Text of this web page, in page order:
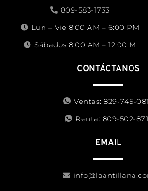
809-583-1733
Lun – Vie 8:00 AM – 6:00 PM
Sábados 8:00 AM – 12:00 M
CONTÁCTANOS
Ventas: 829-745-
Renta: 809-502-
EMAIL